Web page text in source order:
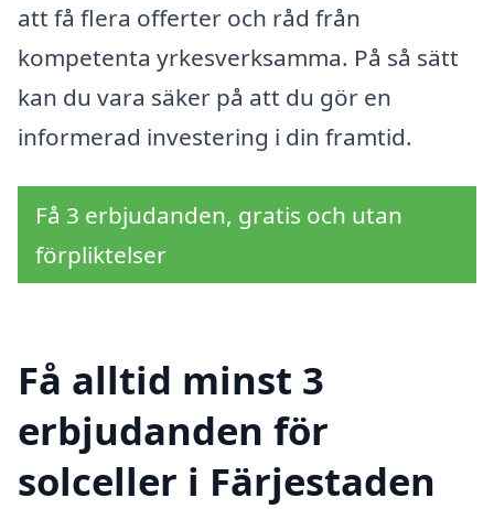
att få flera offerter och råd från
kompetenta yrkesverksamma. På så sätt
kan du vara säker på att du gör en
informerad investering i din framtid.
Få 3 erbjudanden, gratis och utan
förpliktelser
Få alltid minst 3
erbjudanden för
solceller i Färjestaden